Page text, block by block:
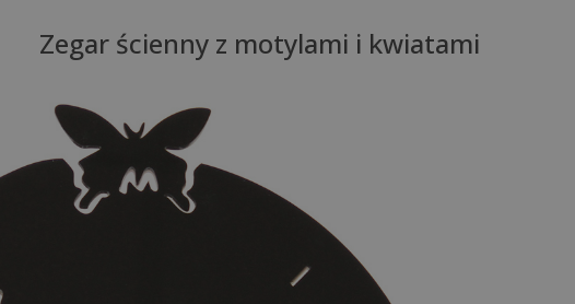
Zegar ścienny z motylami i kwiatami